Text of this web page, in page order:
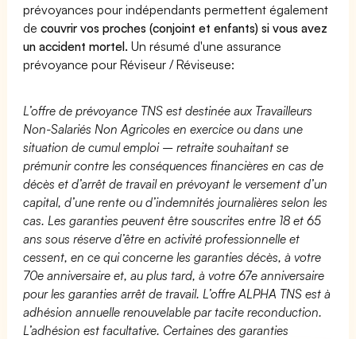
prévoyances pour indépendants permettent également
decouvrir vos proches (conjoint et enfants) si vous avez
un accident mortel. Un résumé d'une assurance
prévoyance pour Réviseur / Réviseuse:
L’offre de prévoyance TNS est destinée aux Travailleurs
Non-Salariés Non Agricoles en exercice ou dans une
situation de cumul emploi – retraite souhaitant se
prémunir contre les conséquences financières en cas de
décès et d’arrêt de travail en prévoyant le versement d’un
capital, d’une rente ou d’indemnités journalières selon les
cas. Les garanties peuvent être souscrites entre 18 et 65
ans sous réserve d’être en activité professionnelle et
cessent, en ce qui concerne les garanties décès, à votre
70e anniversaire et, au plus tard, à votre 67e anniversaire
pour les garanties arrêt de travail. L’offre ALPHA TNS est à
adhésion annuelle renouvelable par tacite reconduction.
L’adhésion est facultative. Certaines des garanties